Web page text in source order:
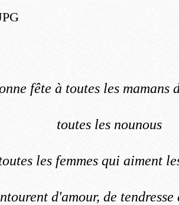
fête à toutes les mamans
toutes les nounous
les femmes qui aiment
d'amour, de tendresse